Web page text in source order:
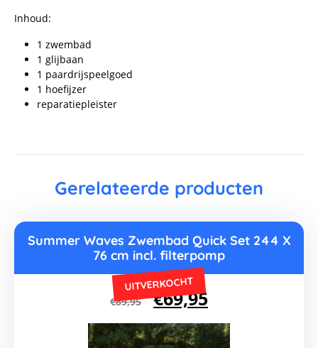
Inhoud:
1 zwembad
1 glijbaan
1 paardrijspeelgoed
1 hoefijzer
reparatiepleister
Gerelateerde producten
Summer Waves Zwembad Quick Set 244 X
76 cm incl. filterpomp
€89,95
Oorspronkelijke
prijs
€69,95Huidige
prijs
UITVERKOCHT